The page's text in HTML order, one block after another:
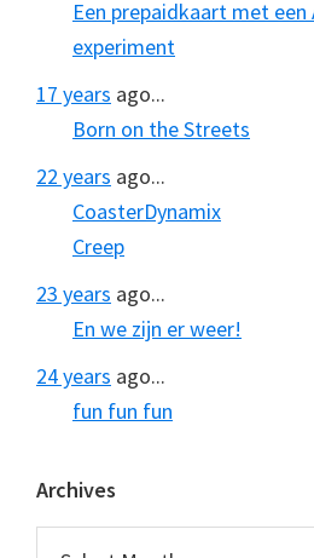
Een prepaidkaart met een
experiment
17 years ago...
Born on the Streets
22 years ago...
CoasterDynamix
Creep
23 years ago...
En we zijn er weer!
24 years ago...
fun fun fun
Archives